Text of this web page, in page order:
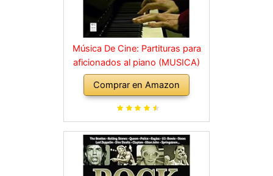
Música De Cine: Partituras para
aficionados al piano (MUSICA)
Comprar en Amazon